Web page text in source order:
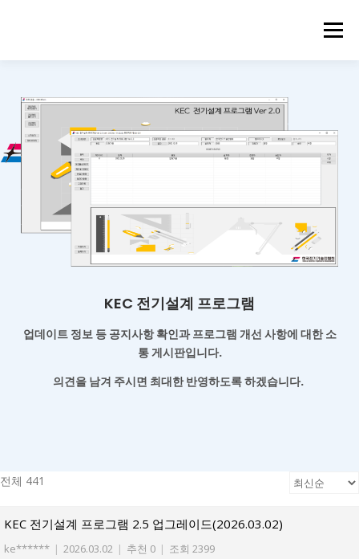
메뉴
KEC 전기설계 프로그램
업데이트 정보 등 공지사항 확인과프로그램 개선 사항에 대한 소
통 게시판입니다.
의견을 남겨 주시면 최대한 반영하도록 하겠습니다.
전체 441
KEC 전기설계 프로그램 2.5 업그레이드(2026.03.02)
ke****** | 2026.03.02 | 추천 0 | 조회 2399